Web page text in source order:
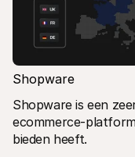
Shopware
Shopware is een
ecommerce-
bieden heeft.